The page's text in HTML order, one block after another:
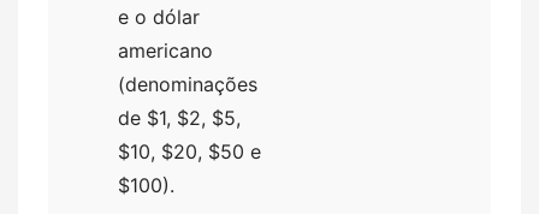
e o dólar
americano
(denominações
de $1, $2, $5,
$10, $20, $50 e
$100).